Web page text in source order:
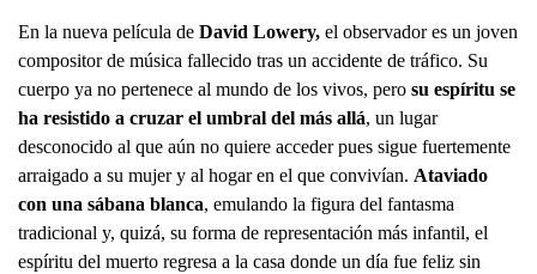
En la nueva película de David Lowery, el observador es un joven
compositor de música fallecido tras un accidente de tráfico. Su
cuerpo ya no pertenece al mundo de los vivos, pero su espíritu se
ha resistido a cruzar el umbral del más allá, un lugar
desconocido al que aún no quiere acceder pues sigue fuertemente
arraigado a su mujer y al hogar en el que convivían. Ataviado
con una sábana blanca, emulando la figura del fantasma
tradicional y, quizá, su forma de representación más infantil, el
espíritu del muerto regresa a la casa donde un día fue feliz sin